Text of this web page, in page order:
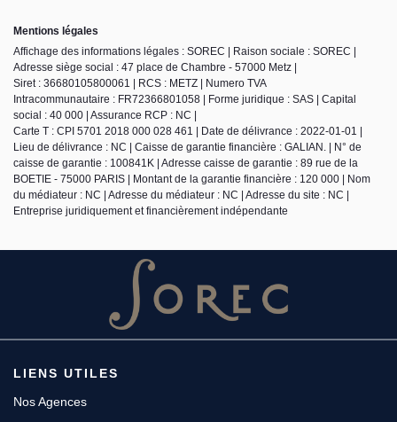
Mentions légales
Affichage des informations légales : SOREC | Raison sociale : SOREC |
Adresse siège social : 47 place de Chambre - 57000 Metz |
Siret : 36680105800061 | RCS : METZ | Numero TVA
Intracommunautaire : FR72366801058 | Forme juridique : SAS | Capital
social : 40 000 | Assurance RCP : NC |
Carte T : CPI 5701 2018 000 028 461 | Date de délivrance : 2022-01-01 |
Lieu de délivrance : NC | Caisse de garantie financière : GALIAN. | N° de
caisse de garantie : 100841K | Adresse caisse de garantie : 89 rue de la
BOETIE - 75000 PARIS | Montant de la garantie financière : 120 000 | Nom
du médiateur : NC | Adresse du médiateur : NC | Adresse du site : NC |
Entreprise juridiquement et financièrement indépendante
LIENS UTILES
Nos Agences